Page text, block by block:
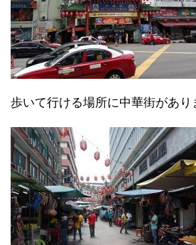
歩いて行ける場所に中華街があり